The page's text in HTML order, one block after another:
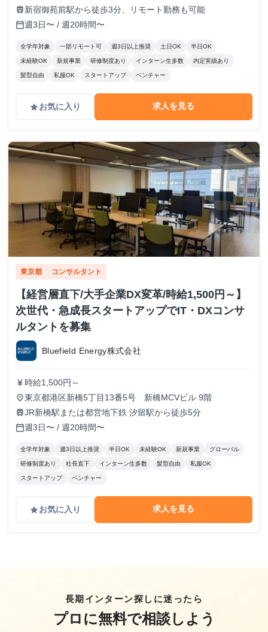
train 新宿御苑前駅から徒歩3分、リモート勤務も可能
calendar_today週3日〜 / 週20時間〜
全学年対象 一部リモート可 週3日以上推奨 土日OK 半日OK
未経験OK 新規事業 研修制度あり インターン生多数 内定実績あり
髪型自由 私服OK スタートアップ ベンチャー
gradeお気に入り 求人を見る
東京都 コンサルタント
【経営層直下/大手企業DX変革/時給1,500円～】
次世代・急成長スタートアップでIT・DXコンサ
ルタントを募集
Bluefield Energy株式会社
currency_yen 時給1,500円～
place東京都港区新橋5丁目13番5号 新橋MCVビル 9階
trainJR新橋駅または都営地下鉄 汐留駅から徒歩5分
calendar_today週3日〜 / 週20時間〜
全学年対象 週3日以上推奨 半日OK 未経験OK 新規事業 グローバル
研修制度あり 社長直下 インターン生多数 髪型自由 私服OK
スタートアップ ベンチャー
gradeお気に入り 求人を見る
長期インターン探しに迷ったら
プロに無料で相談しよう